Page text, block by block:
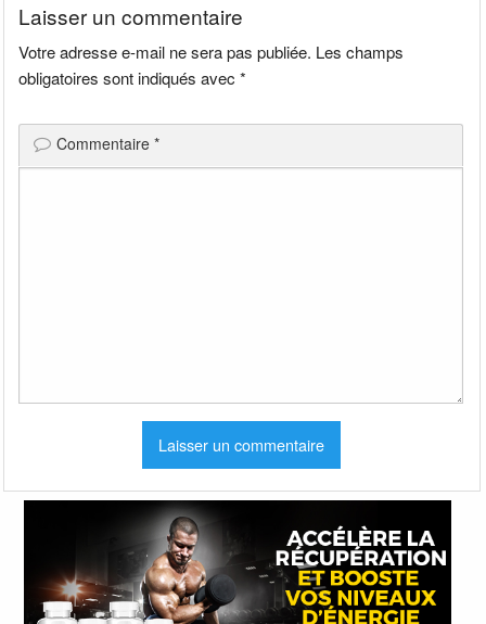
Laisser un commentaire
Votre adresse e-mail ne sera pas publiée. Les champs
obligatoires sont indiqués avec*
Commentaire*